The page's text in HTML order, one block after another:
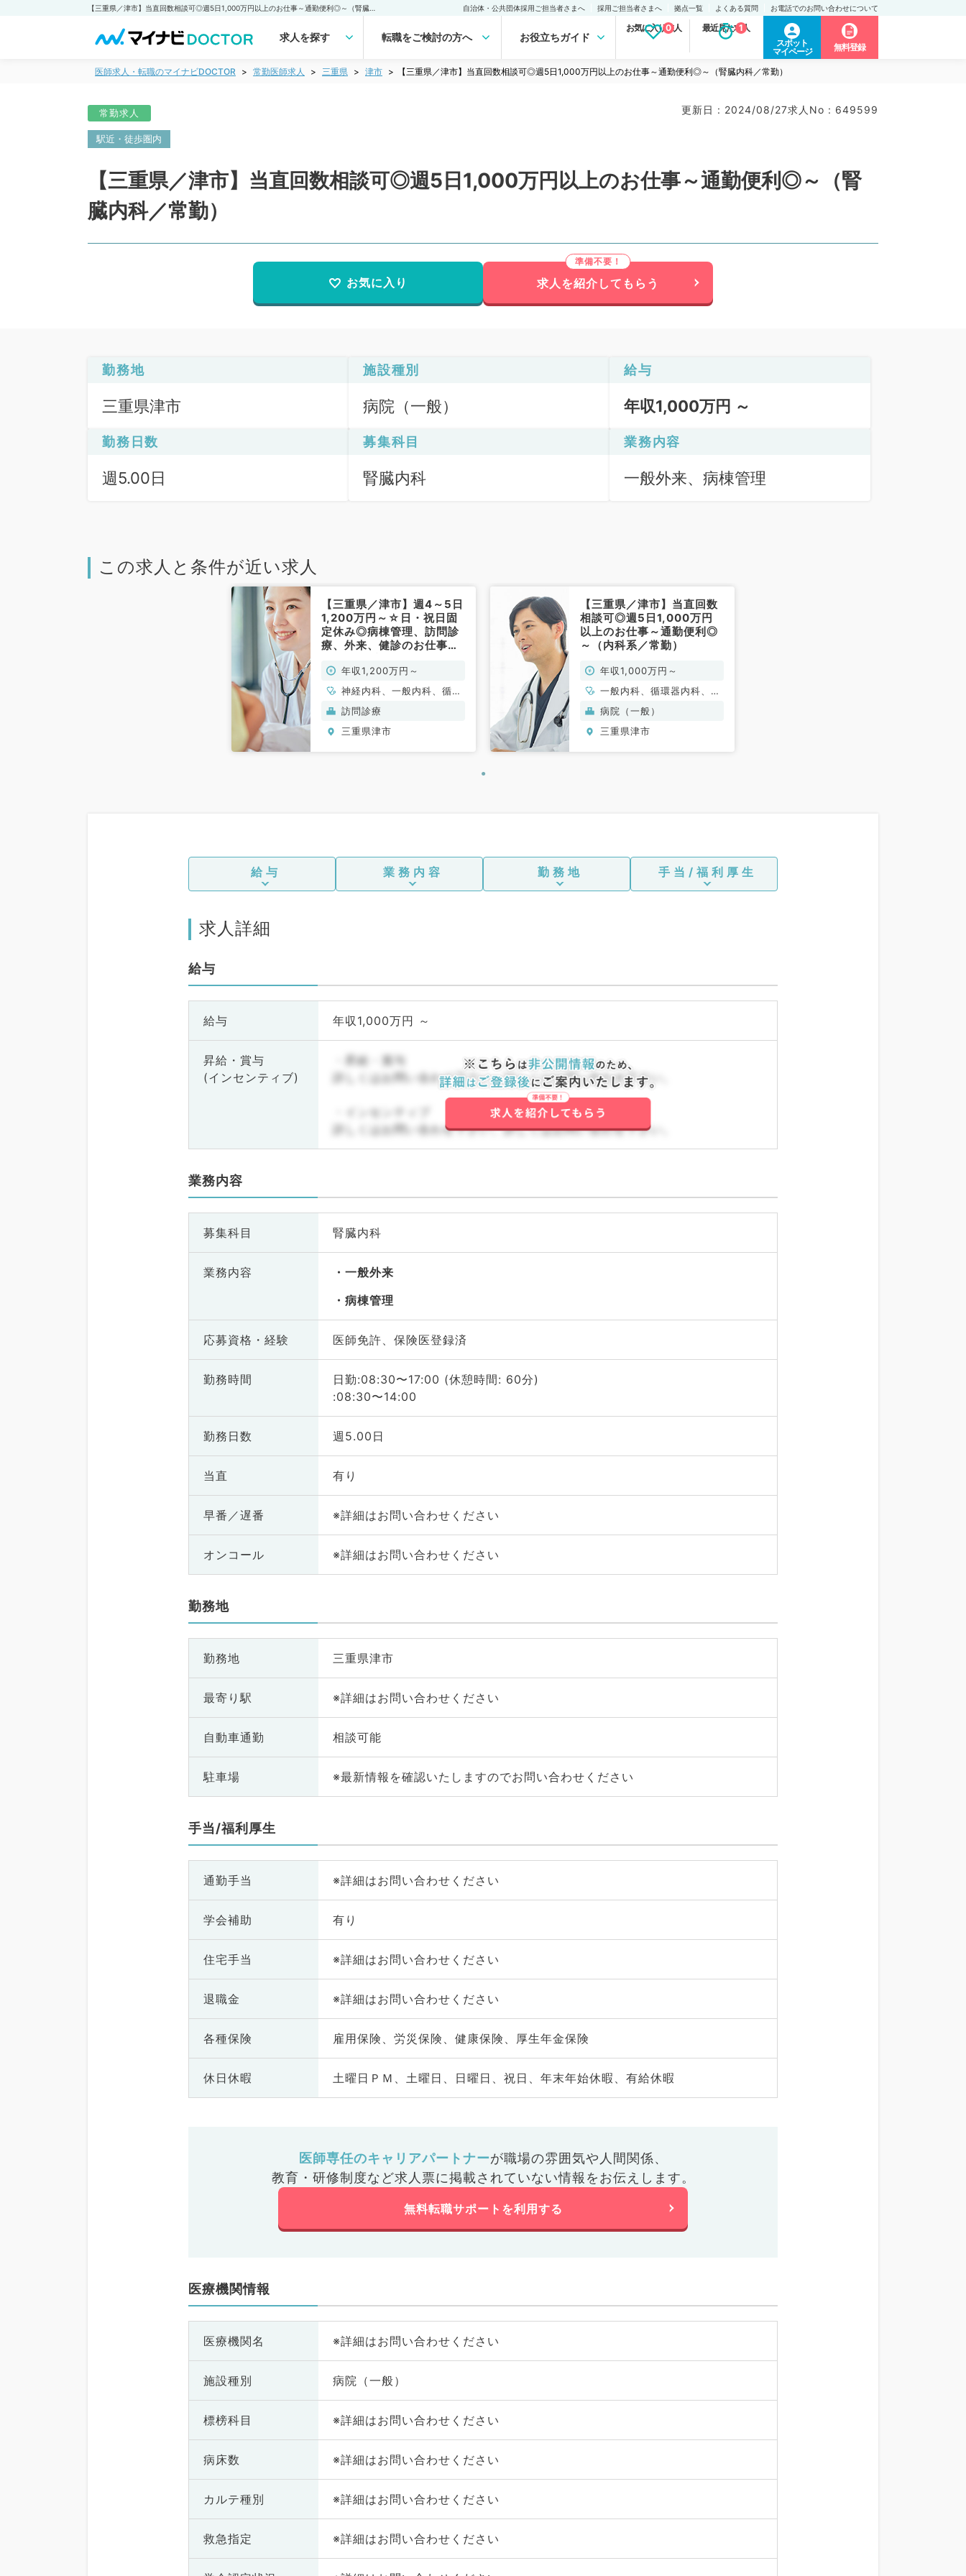
自治体・公共団体採用ご担当者さまへ 採用ご担当者さまへ 拠点一覧 よくある質問 お電話でのお問い合わせについて
求人を探す 転職をご検討の方へ お役立ちガイド
お気に入り求人
0 最近見た求人
1
スポット
マイページ
無料登録
医師求人・転職のマイナビDOCTOR 常勤医師求人 三重県 津市 【三重県／津市】当直回数相談可◎週5日1,000万円以上のお仕事～通勤便利◎～（腎臓内科／常勤）
常勤求人 更新日 : 2024/08/27求人No : 649599
駅近・徒歩圏内
【三重県／津市】当直回数相談可◎週5日1,000万円以上のお仕事～通勤便利◎～（腎
臓内科／常勤）
お気に入り 求人を紹介してもらう
勤務地
三重県津市
施設種別
病院（一般）
給与
年収1,000万円 ～
勤務日数
週5.00日
募集科目
腎臓内科
業務内容
一般外来、病棟管理
この求人と条件が近い求人
【三重県／津市】週4～5日
1,200万円～☆日・祝日固
定休み◎病棟管理、訪問診
療、外来、健診のお仕事で
年収1,200万円～
神経内科、一般内科、循環
器内科、呼吸器内科、消化
器内科、内分泌・代謝内
科、腎臓内科、老年内科、
訪問診療
三重県津市
【三重県／津市】当直回数
相談可◎週5日1,000万円
以上のお仕事～通勤便利◎
～（内科系／常勤）
年収1,000万円～
一般内科、循環器内科、消
化器内科、腎臓内科
病院（一般）
三重県津市
給与 業務内容 勤務地 手当/福利厚生
求人詳細
給与
給与 年収1,000万円 ～
昇給・賞与
(インセンティブ)
・昇給・賞与
詳しくはお問い合わせ下さい。詳しくはお問い合わせ下さい。
・インセンティブ
詳しくはお問い合わせ下さい。詳しくはお問い合わせ下さい。
業務内容
募集科目 腎臓内科
業務内容
一般外来
病棟管理
応募資格・ 経験 医師免許、保険医登録済
勤務時間
日勤:08:30〜17:00 (休憩時間: 60分)
:08:30〜14:00
勤務日数 週5.00日
当直 有り
早番／遅番 ※詳細はお問い合わせください
オンコール ※詳細はお問い合わせください
勤務地
勤務地 三重県津市
最寄り駅 ※詳細はお問い合わせください
自動車通勤 相談可能
駐車場 ※最新情報を確認いたしますのでお問い合わせください
手当/福利厚生
通勤手当 ※詳細はお問い合わせください
学会補助 有り
住宅手当 ※詳細はお問い合わせください
退職金 ※詳細はお問い合わせください
各種保険 雇用保険、労災保険、健康保険、厚生年金保険
休日休暇 土曜日ＰＭ、土曜日、日曜日、祝日、年末年始休暇、有給休暇
医師専任のキャリアパートナーが職場の雰囲気や人間関係、
教育・研修制度など求人票に掲載されていない情報をお伝えします。
無料転職サポートを利用する
医療機関情報
医療機関名 ※詳細はお問い合わせください
施設種別 病院（一般）
標榜科目 ※詳細はお問い合わせください
病床数 ※詳細はお問い合わせください
カルテ種別 ※詳細はお問い合わせください
救急指定 ※詳細はお問い合わせください